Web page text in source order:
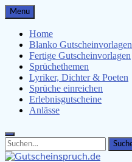
Skip
to
content
Menu
Home
Blanko Gutscheinvorlagen
Fertige Gutscheinvorlagen
Sprüchethemen
Lyriker, Dichter & Poeten
Sprüche einreichen
Erlebnisgutscheine
Anlässe
Search
for:
Search